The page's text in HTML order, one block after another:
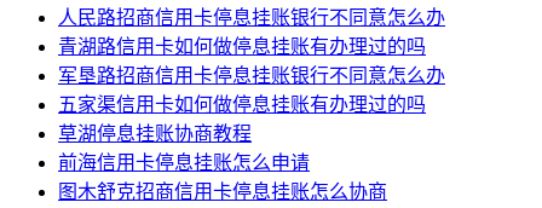
人民路招商信用卡停息挂账银行不同意怎么办
青湖路信用卡如何做停息挂账有办理过的吗
军垦路招商信用卡停息挂账银行不同意怎么办
五家渠信用卡如何做停息挂账有办理过的吗
草湖停息挂账协商教程
前海信用卡停息挂账怎么申请
图木舒克招商信用卡停息挂账怎么协商